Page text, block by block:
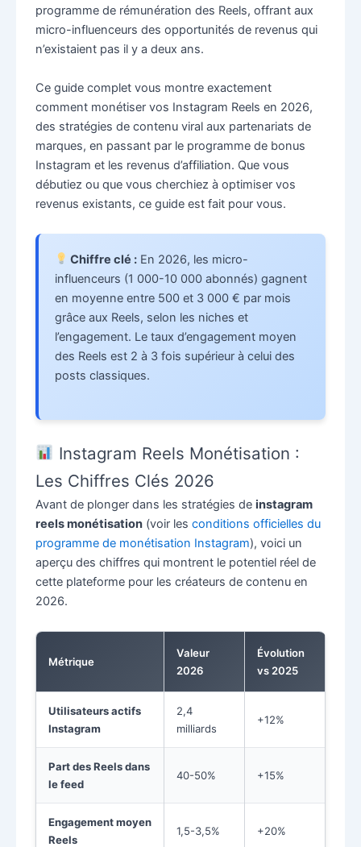
programme de rémunération des Reels, offrant aux
micro-influenceurs des opportunités de revenus qui
n’existaient pas il y a deux ans.
Ce guide complet vous montre exactement
comment monétiser vos Instagram Reels en 2026,
des stratégies de contenu viral aux partenariats de
marques, en passant par le programme de bonus
Instagram et les revenus d’affiliation. Que vous
débutiez ou que vous cherchiez à optimiser vos
revenus existants, ce guide est fait pour vous.
Chiffre clé : En 2026, les micro-
influenceurs (1 000-10 000 abonnés) gagnent
en moyenne entre 500 et 3 000 € par mois
grâce aux Reels, selon les niches et
l’engagement. Le taux d’engagement moyen
des Reels est 2 à 3 fois supérieur à celui des
posts classiques.
Instagram Reels Monétisation :
Les Chiffres Clés 2026
Avant de plonger dans les stratégies de instagram
reels monétisation(voir les conditions officielles du
programme de monétisation Instagram), voici un
aperçu des chiffres qui montrent le potentiel réel de
cette plateforme pour les créateurs de contenu en
2026.
Métrique
Valeur
2026
Évolution
vs 2025
Utilisateurs actifs
Instagram
2,4
milliards
+12%
Part des Reels dans
le feed
40-50% +15%
Engagement moyen
Reels
1,5-3,5% +20%